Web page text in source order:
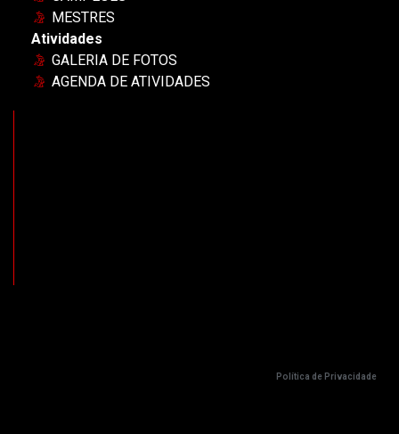
MESTRES
Atividades
GALERIA DE FOTOS
AGENDA DE ATIVIDADES
Política de Privacidade